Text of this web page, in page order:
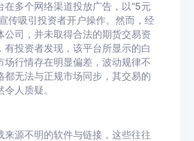
多个网络渠道投放广告，以“5元
传吸引投资者开户操作。然而，经
公司，并未取得合法的期货交易资
有投资者发现，该平台所显示的白
场行情存在明显偏差，波动规律不
都无法与正规市场同步，其交易的
人质疑。
源不明的软件与链接，这些往往